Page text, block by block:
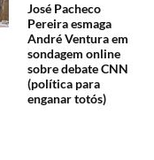
José Pacheco
Pereira esmaga
André Ventura em
sondagem online
sobre debate CNN
(política para
enganar totós)